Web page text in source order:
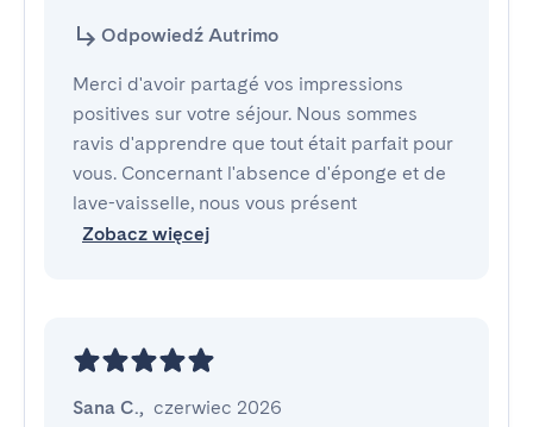
Odpowiedź Autrimo
Merci d'avoir partagé vos impressions
positives sur votre séjour. Nous sommes
ravis d'apprendre que tout était parfait pour
vous. Concernant l'absence d'éponge et de
lave-vaisselle, nous vous présent
Zobacz więcej
Sana C., czerwiec 2026